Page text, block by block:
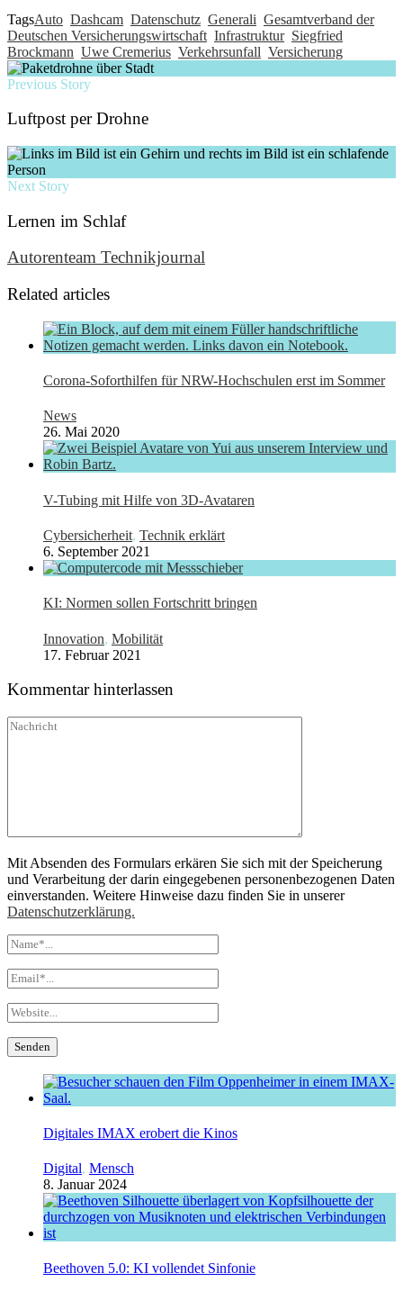
TagsAuto Dashcam Datenschutz Generali Gesamtverband der
Deutschen Versicherungswirtschaft Infrastruktur Siegfried
Brockmann Uwe Cremerius Verkehrsunfall Versicherung
Previous Story
Luftpost per Drohne
Next Story
Lernen im Schlaf
Autorenteam Technikjournal
Related articles
Corona-Soforthilfen für NRW-Hochschulen erst im Sommer
News
26. Mai 2020
V-Tubing mit Hilfe von 3D-Avataren
Cybersicherheit, Technik erklärt
6. September 2021
KI: Normen sollen Fortschritt bringen
Innovation, Mobilität
17. Februar 2021
Kommentar hinterlassen
Mit Absenden des Formulars erkären Sie sich mit der Speicherung
und Verarbeitung der darin eingegebenen personenbezogenen Daten
einverstanden. Weitere Hinweise dazu finden Sie in unserer
Datenschutzerklärung.
Digitales IMAX erobert die Kinos
Digital, Mensch
8. Januar 2024
Beethoven 5.0: KI vollendet Sinfonie